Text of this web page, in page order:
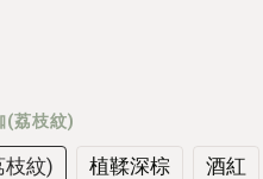
(荔枝紋)
枝紋) 植鞣深棕 酒紅